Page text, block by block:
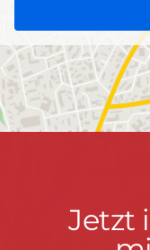
JetztJetzt